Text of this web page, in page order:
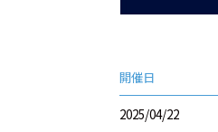
開催日
2025/04/22